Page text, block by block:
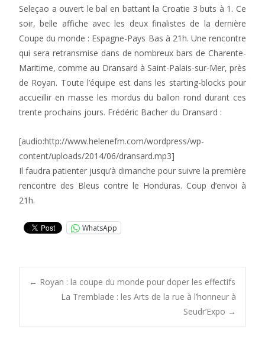
Seleçao a ouvert le bal en battant la Croatie 3 buts à 1. Ce
soir, belle affiche avec les deux finalistes de la dernière
Coupe du monde : Espagne-Pays Bas à 21h. Une rencontre
qui sera retransmise dans de nombreux bars de Charente-
Maritime, comme au Dransard à Saint-Palais-sur-Mer, près
de Royan. Toute l’équipe est dans les starting-blocks pour
accueillir en masse les mordus du ballon rond durant ces
trente prochains jours. Frédéric Bacher du Dransard :
[audio:http://www.helenefm.com/wordpress/wp-
content/uploads/2014/06/dransard.mp3]
Il faudra patienter jusqu’à dimanche pour suivre la première
rencontre des Bleus contre le Honduras. Coup d’envoi à
21h.
WhatsApp
Post
navigation
← Royan : la coupe du monde pour doper les effectifs
La Tremblade : les Arts de la rue à l’honneur à
Seudr’Expo →